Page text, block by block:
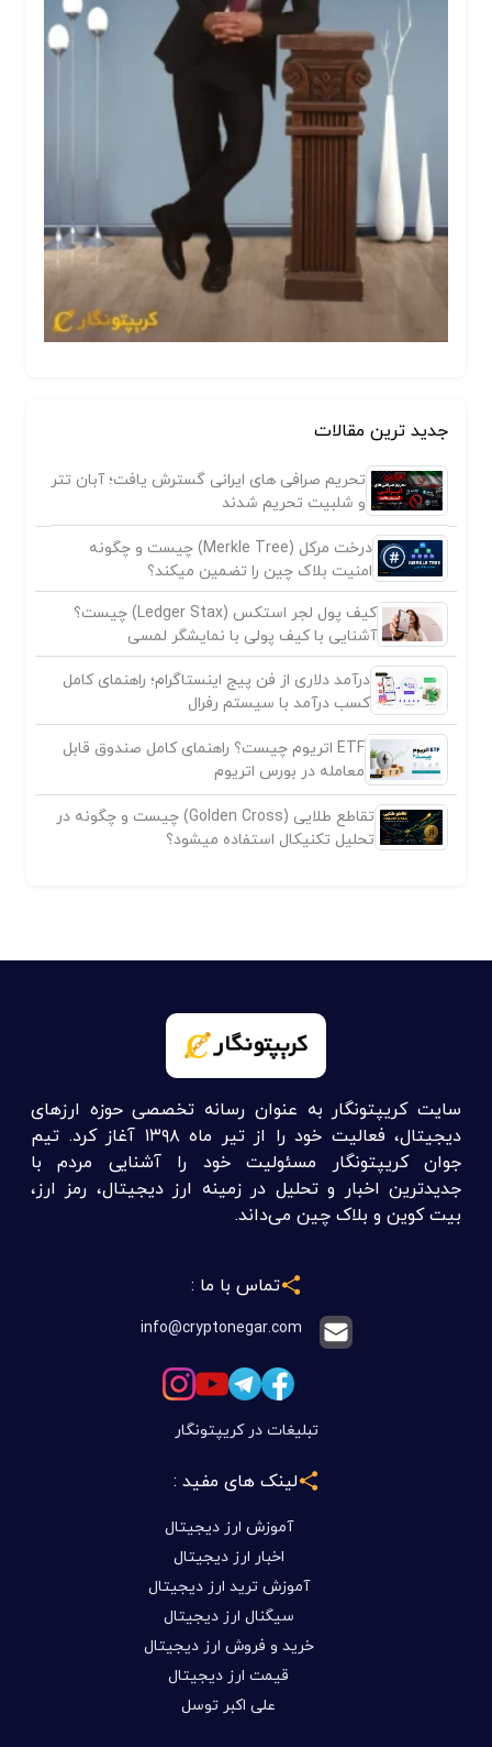
جدید ترین مقالات
تحریم صرافی های ایرانی گسترش یافت؛ آبان تتر
و شلبیت تحریم شدند
درخت مرکل (Merkle Tree) چیست و چگونه
امنیت بلاک چین را تضمین میکند؟
کیف پول لجر استکس (Ledger Stax) چیست؟
آشنایی با کیف پولی با نمایشگر لمسی
درآمد دلاری از فن پیج اینستاگرام؛ راهنمای کامل
کسب درآمد با سیستم رفرال
ETF اتریوم چیست؟ راهنمای کامل صندوق قابل
معامله در بورس اتریوم
تقاطع طلایی (Golden Cross) چیست و چگونه در
تحلیل تکنیکال استفاده میشود؟
سایت کریپتونگار به عنوان رسانه تخصصی حوزه ارزهای
دیجیتال، فعالیت خود را از تیر ماه ۱۳۹۸ آغاز کرد. تیم
جوان کریپتونگار مسئولیت خود را آشنایی مردم با
جدیدترین اخبار و تحلیل در زمینه ارز دیجیتال، رمز ارز،
بیت کوین و بلاک چین می‌داند.
تماس با ما :
info@cryptonegar.com
تبلیغات در کریپتونگار
لینک های مفید :
آموزش ارز دیجیتال
اخبار ارز دیجیتال
آموزش ترید ارز دیجیتال
سیگنال ارز دیجیتال
خرید و فروش ارز دیجیتال
قیمت ارز دیجیتال
علی اکبر توسل